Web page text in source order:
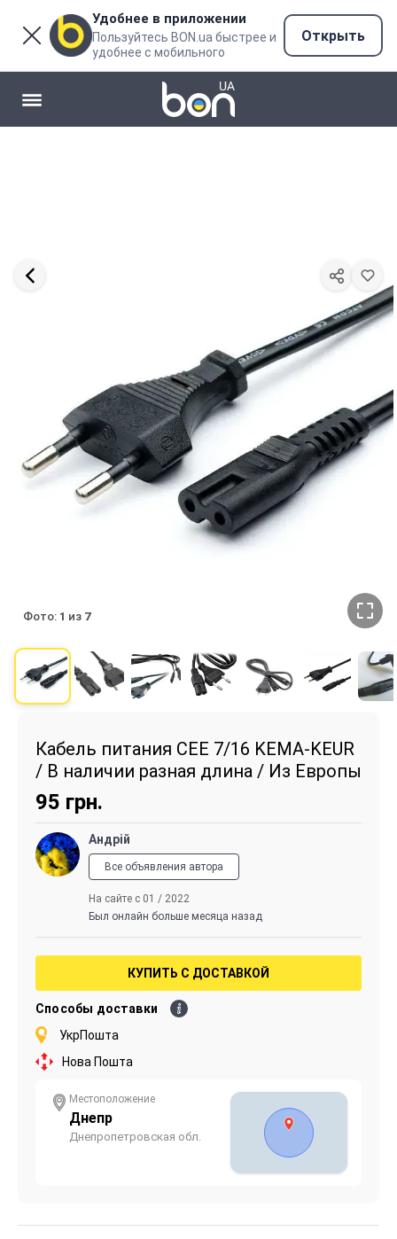
Удобнее в приложении
Пользуйтесь BON.ua быстрее и
удобнее с мобильного
Открыть
Фото: 1 из 7
Кабель питания CEE 7/16 KEMA-KEUR
/ В наличии разная длина / Из Европы
95 грн.
Андрiй
Все объявления автора
На сайте с 01 / 2022
Был онлайн больше месяца назад
КУПИТЬ С ДОСТАВКОЙ
Способы доставки
УкрПошта
Нова Пошта
Местоположение
Днепр
Днепропетровская обл.